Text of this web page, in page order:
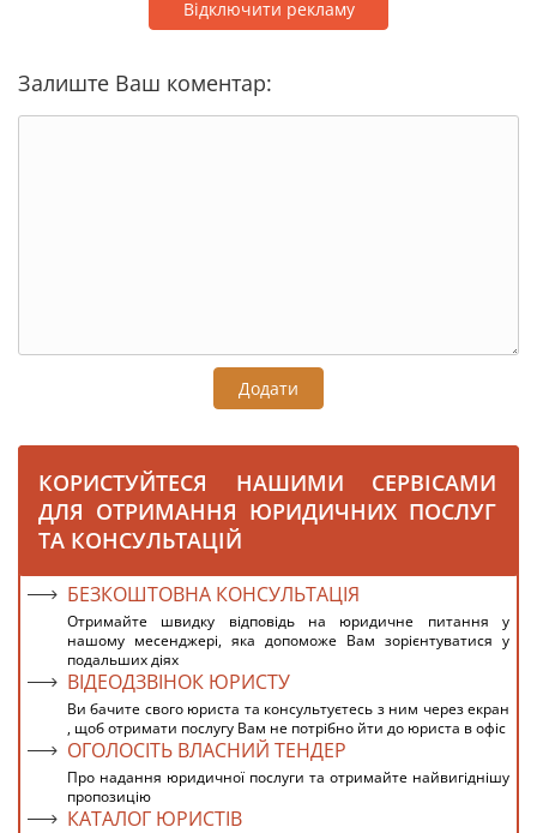
Відключити рекламу
Залиште Ваш коментар:
Додати
КОРИСТУЙТЕСЯ НАШИМИ СЕРВІСАМИ
ДЛЯ ОТРИМАННЯ ЮРИДИЧНИХ ПОСЛУГ
ТА КОНСУЛЬТАЦІЙ
БЕЗКОШТОВНА КОНСУЛЬТАЦІЯ
Отримайте швидку відповідь на юридичне питання у
нашому месенджері, яка допоможе Вам зорієнтуватися у
подальших діях
ВІДЕОДЗВІНОК ЮРИСТУ
Ви бачите свого юриста та консультуєтесь з ним через екран
, щоб отримати послугу Вам не потрібно йти до юриста в офіс
ОГОЛОСІТЬ ВЛАСНИЙ ТЕНДЕР
Про надання юридичної послуги та отримайте найвигіднішу
пропозицію
КАТАЛОГ ЮРИСТІВ